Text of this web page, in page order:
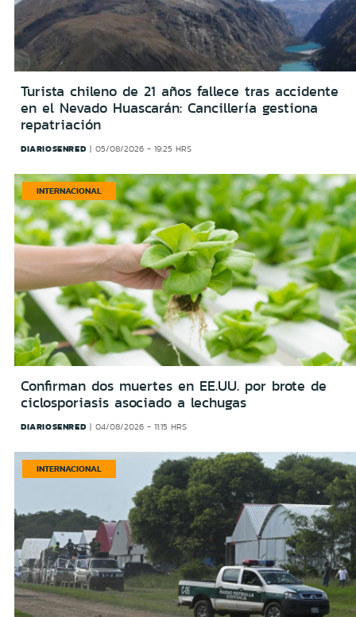
Turista chileno de 21 años fallece tras accidente
en el Nevado Huascarán: Cancillería gestiona
repatriación
DIARIOSENRED 05/08/2026 - 19:25 HRS
INTERNACIONAL
Confirman dos muertes en EE.UU. por brote de
ciclosporiasis asociado a lechugas
DIARIOSENRED 04/08/2026 - 11:15 HRS
INTERNACIONAL